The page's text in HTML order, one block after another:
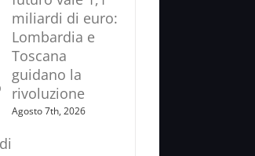
miliardi di euro:
Lombardia e
Toscana
guidano la
rivoluzione
Agosto 7th, 2026